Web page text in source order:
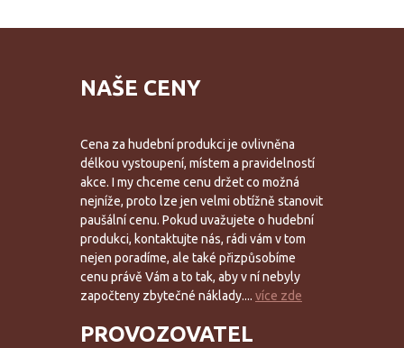
NAŠE CENY
Cena za hudební produkci je ovlivněna
délkou vystoupení, místem a pravidelností
akce. I my chceme cenu držet co možná
nejníže, proto lze jen velmi obtížně stanovit
paušální cenu. Pokud uvažujete o hudební
produkci, kontaktujte nás, rádi vám v tom
nejen poradíme, ale také přizpůsobíme
cenu právě Vám a to tak, aby v ní nebyly
započteny zbytečné náklady.... více zde
PROVOZOVATEL